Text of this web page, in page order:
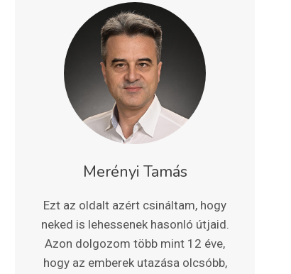
Merényi Tamás
Ezt az oldalt azért csináltam, hogy
neked is lehessenek hasonló útjaid.
Azon dolgozom több mint 12 éve,
hogy az emberek utazása olcsóbb,